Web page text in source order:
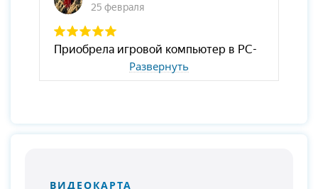
Развернуть
ВИДЕОКАРТА